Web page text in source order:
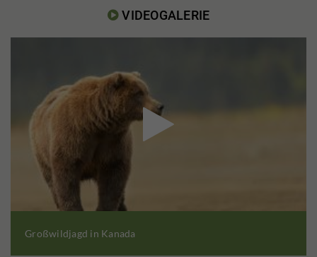
 VIDEOGALERIE

Großwildjagd in Kanada